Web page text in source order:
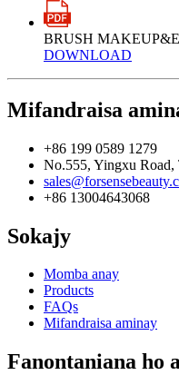
BRUSH
DOWNLOAD
Mifandraisa
+86 199 0589 1279
No.555, Yingxu Road,
+86 13004643068
Sokajy
Momba anay
Products
FAQs
Mifandraisa aminay
Fanontaniana ho